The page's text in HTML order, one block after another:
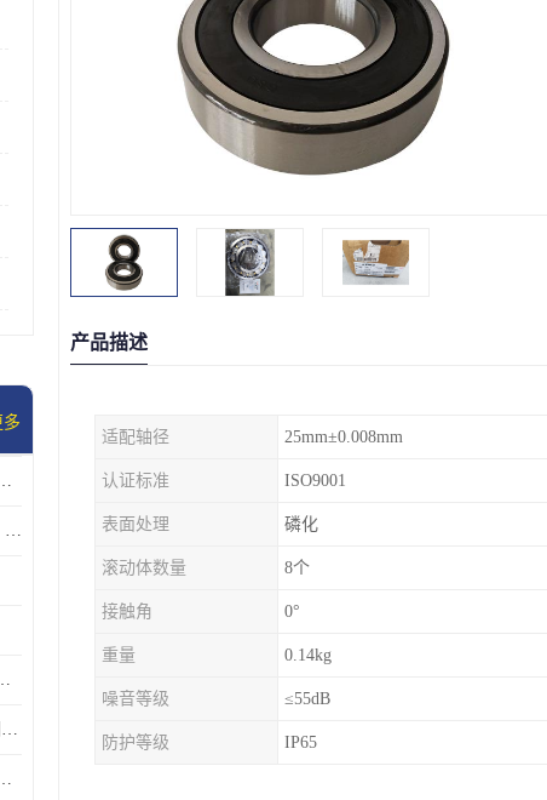
多
有限公司 湖州NSK轴承
德国INA轴，德国INA光轴，德国依纳光轴
承湖州KBS轴承
德国NEY轴承 耐尔优轴承湖州代理商
有限公司NSK轴承*经销商
产品描述
适配轴径 25mm±0.008mm
认证标准 ISO9001
表面处理 磷化
滚动体数量 8个
接触角 0°
重量 0.14kg
噪音等级 ≤55dB
防护等级 IP65